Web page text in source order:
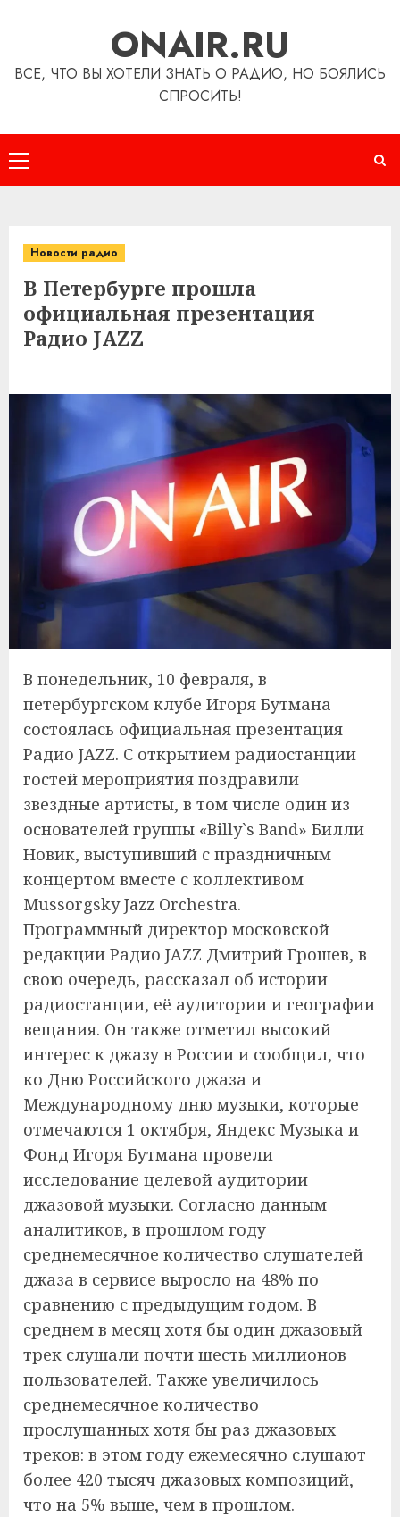
ONAIR.RU
ВСЕ, ЧТО ВЫ ХОТЕЛИ ЗНАТЬ О РАДИО, НО БОЯЛИСЬ
СПРОСИТЬ!
Основное
меню
Новости радио
В Петербурге прошла
официальная презентация
Радио JAZZ
В понедельник, 10 февраля, в
петербургском клубе Игоря Бутмана
состоялась официальная презентация
Радио JAZZ. С открытием радиостанции
гостей мероприятия поздравили
звездные артисты, в том числе один из
основателей группы «Billy`s Band» Билли
Новик, выступивший с праздничным
концертом вместе с коллективом
Mussorgsky Jazz Orchestra.
Программный директор московской
редакции Радио JAZZ Дмитрий Грошев, в
свою очередь, рассказал об истории
радиостанции, её аудитории и географии
вещания. Он также отметил высокий
интерес к джазу в России и сообщил, что
ко Дню Российского джаза и
Международному дню музыки, которые
отмечаются 1 октября, Яндекс Музыка и
Фонд Игоря Бутмана провели
исследование целевой аудитории
джазовой музыки. Согласно данным
аналитиков, в прошлом году
среднемесячное количество слушателей
джаза в сервисе выросло на 48% по
сравнению с предыдущим годом. В
среднем в месяц хотя бы один джазовый
трек слушали почти шесть миллионов
пользователей. Также увеличилось
среднемесячное количество
прослушанных хотя бы раз джазовых
треков: в этом году ежемесячно слушают
более 420 тысяч джазовых композиций,
что на 5% выше, чем в прошлом.